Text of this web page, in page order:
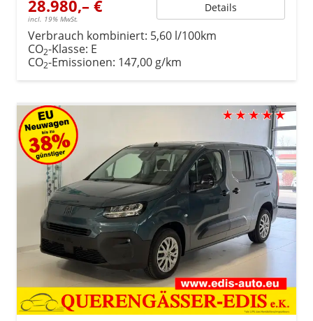
28.980,– €
incl. 19% MwSt.
Details
Verbrauch kombiniert: 5,60 l/100km
CO2-Klasse: E
CO2-Emissionen: 147,00 g/km